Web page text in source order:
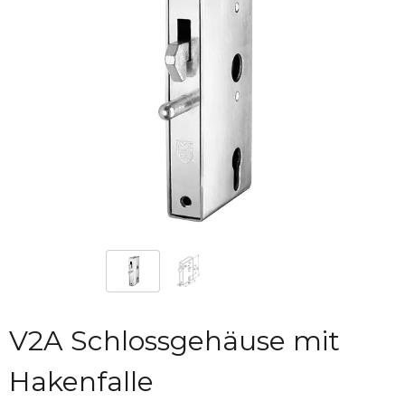
V2A Schlossgehäuse mit
Hakenfalle